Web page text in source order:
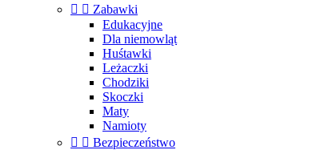
  Zabawki
Edukacyjne
Dla niemowląt
Huśtawki
Leżaczki
Chodziki
Skoczki
Maty
Namioty
  Bezpieczeństwo